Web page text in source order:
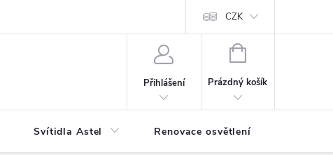
Jak balíme vaše objednávky
CZK
Přihlášení
NÁKUPNÍ
Prázdný košík
Svítidla Astel Renovace osvětlení